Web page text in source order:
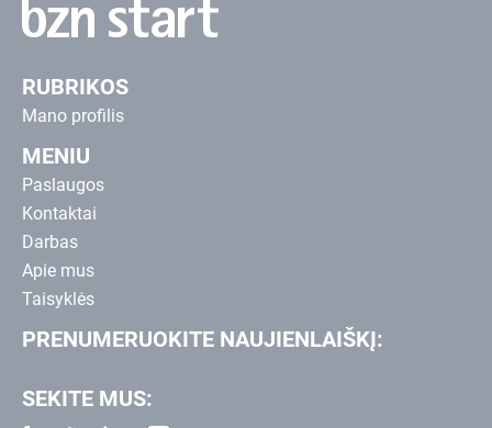
RUBRIKOS
Mano profilis
MENIU
Paslaugos
Kontaktai
Darbas
Apie mus
Taisyklės
PRENUMERUOKITE NAUJIENLAIŠKĮ:
SEKITE MUS: